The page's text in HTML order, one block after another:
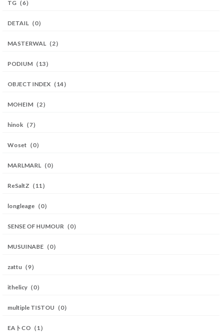
TG（6）
DETAIL（0）
MASTERWAL（2）
PODIUM（13）
OBJECT INDEX（14）
MOHEIM（2）
hinok（7）
Woset（0）
MARLMARL（0）
ReSaltZ（11）
longleage（0）
SENSE OF HUMOUR（0）
MUSUINABE（0）
zattu（9）
ithelicy（0）
multiple TISTOU（0）
EAトCO（1）